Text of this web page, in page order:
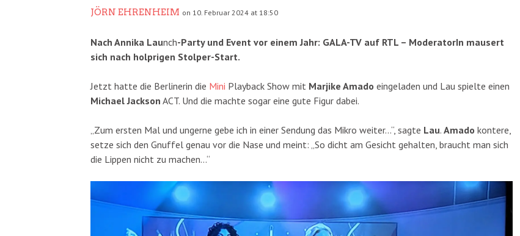
JÖRN EHRENHEIM on 10. Februar 2024 at 18:50
Nach Annika Launch-Party und Event vor einem Jahr: GALA-TV auf RTL – ModeratorIn mausert
sich nach holprigen Stolper-Start.
Jetzt hatte die Berlinerin die Mini Playback Show mit Marjike Amado eingeladen und Lau spielte einen
Michael Jackson ACT. Und die machte sogar eine gute Figur dabei.
„Zum ersten Mal und ungerne gebe ich in einer Sendung das Mikro weiter…“, sagte Lau. Amado kontere,
setze sich den Gnuffel genau vor die Nase und meint: „So dicht am Gesicht gehalten, braucht man sich
die Lippen nicht zu machen…“